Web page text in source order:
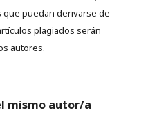
que puedan derivarse de
plagiados serán
autores.
mismo autor/a